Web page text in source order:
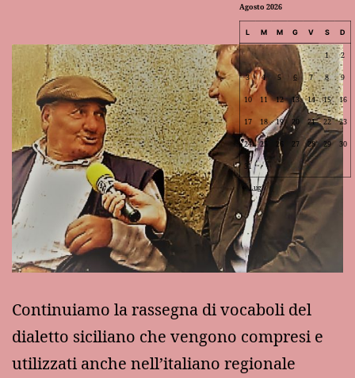
Continuiamo la rassegna di vocaboli del
dialetto siciliano che vengono compresi e
utilizzati anche nell’italiano regionale
Agosto 2026
L M M G V S D
1 2
3 4 5 6 7 8 9
10 11 12 13 14 15 16
17 18 19 20 21 22 23
24 25 26 27 28 29 30
31
Lug